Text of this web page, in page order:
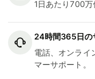
1日あたり700万
24時間365日の
電話、オンライ
マーサポート。